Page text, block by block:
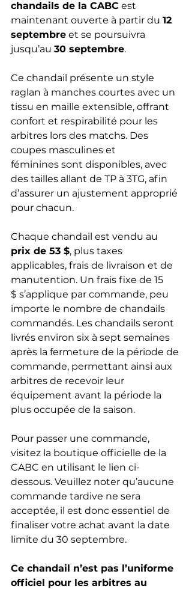
chandails de la CABC est
maintenant ouverte à partir du 12
septembre et se poursuivra
jusqu’au 30 septembre.
Ce chandail présente un style
raglan à manches courtes avec un
tissu en maille extensible, offrant
confort et respirabilité pour les
arbitres lors des matchs. Des
coupes masculines et
féminines sont disponibles, avec
des tailles allant de TP à 3TG, afin
d’assurer un ajustement approprié
pour chacun.
Chaque chandail est vendu au
prix de 53 $, plus taxes
applicables, frais de livraison et de
manutention. Un frais fixe de 15
$ s’applique par commande, peu
importe le nombre de chandails
commandés. Les chandails seront
livrés environ six à sept semaines
après la fermeture de la période de
commande, permettant ainsi aux
arbitres de recevoir leur
équipement avant la période la
plus occupée de la saison.
Pour passer une commande,
visitez la boutique officielle de la
CABC en utilisant le lien ci-
dessous. Veuillez noter qu’aucune
commande tardive ne sera
acceptée, il est donc essentiel de
finaliser votre achat avant la date
limite du 30 septembre.
Ce chandail n’est pas l’uniforme
officiel pour les arbitres au